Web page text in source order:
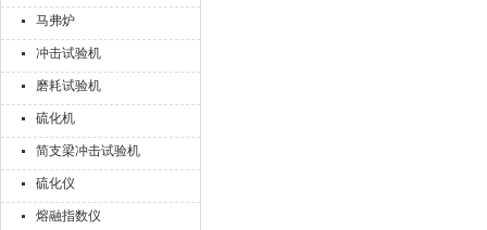
马弗炉
冲击试验机
磨耗试验机
硫化机
简支梁冲击试验机
硫化仪
熔融指数仪